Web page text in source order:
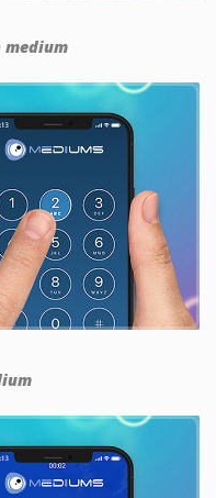
medium